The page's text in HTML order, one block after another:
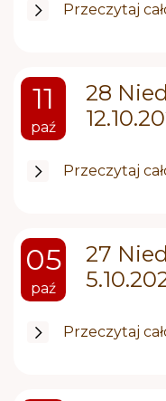
Przeczytaj
11
paź
28
Przeczytaj
05
paź
27
Przeczytaj